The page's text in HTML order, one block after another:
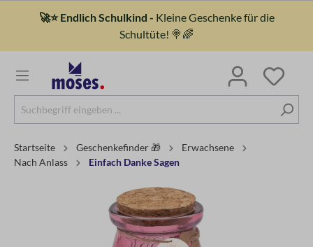
🚀⭐ Endlich Schulkind - Kleine Geschenke für die
Schultüte! 🍭🌈
Startseite Geschenkefinder 🎁
Erwachsene
Nach Anlass
Einfach Danke Sagen